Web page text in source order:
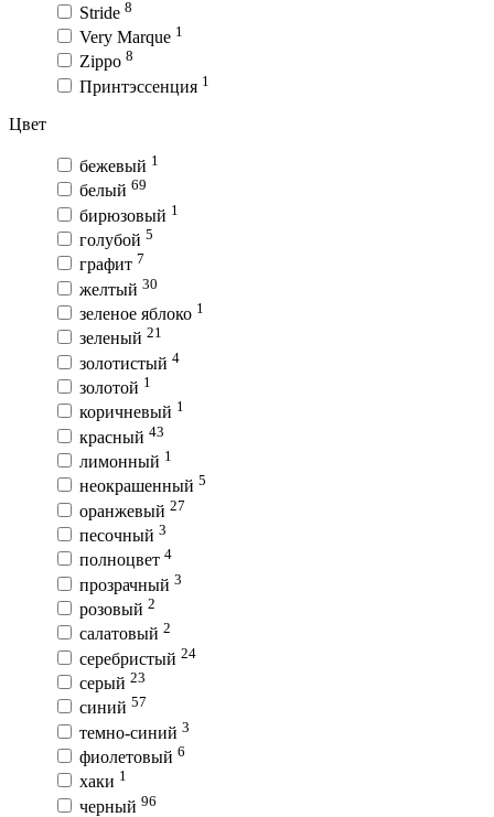
Stride 8
Very Marque 1
Zippo 8
Принтэссенция 1
Цвет
бежевый 1
белый 69
бирюзовый 1
голубой 5
графит 7
желтый 30
зеленое яблоко 1
зеленый 21
золотистый 4
золотой 1
коричневый 1
красный 43
лимонный 1
неокрашенный 5
оранжевый 27
песочный 3
полноцвет 4
прозрачный 3
розовый 2
салатовый 2
серебристый 24
серый 23
синий 57
темно-синий 3
фиолетовый 6
хаки 1
черный 96